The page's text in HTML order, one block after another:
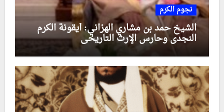
نجوم الكرم
الشيخ حمد بن مشاري الهزاني: أيقونة الكرم
النجدي وحارس الإرث التاريخي